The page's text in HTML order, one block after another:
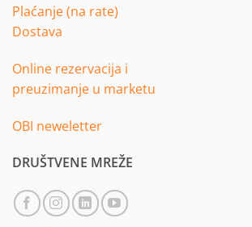
Plaćanje (na rate)
Dostava
Online rezervacija i
preuzimanje u marketu
OBI neweletter
DRUŠTVENE MREŽE